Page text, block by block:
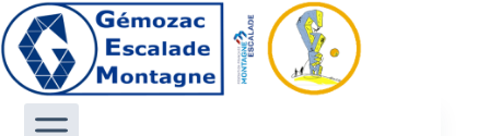
Passer
au
contenu